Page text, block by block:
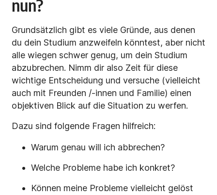
nun?
Grundsätzlich gibt es viele Gründe, aus denen
du dein Studium anzweifeln könntest, aber nicht
alle wiegen schwer genug, um dein Studium
abzubrechen. Nimm dir also Zeit für diese
wichtige Entscheidung und versuche (vielleicht
auch mit Freunden /-innen und Familie) einen
objektiven Blick auf die Situation zu werfen.
Dazu sind folgende Fragen hilfreich:
Warum genau will ich abbrechen?
Welche Probleme habe ich konkret?
Können meine Probleme vielleicht gelöst